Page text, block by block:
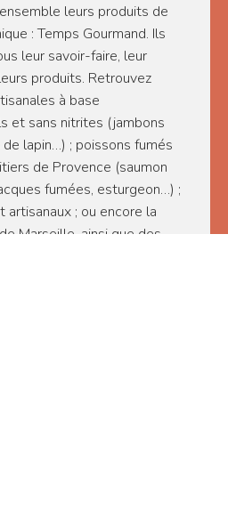
leurs produits de
: Temps Gourmand. Ils
leur savoir-faire, leur
produits. Retrouvez
à base
et sans nitrites (jambons
lapin…) ; poissons fumés
de Provence (saumon
fumées, esturgeon…) ;
; ou encore la
Marseille, ainsi que des